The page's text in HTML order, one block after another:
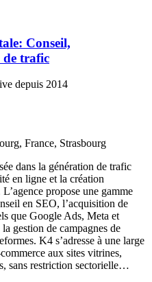
Conseil,
de trafic
depuis 2014
France, Strasbourg
dans la génération de trafic
en ligne et la création
propose une gamme
en SEO, l’acquisition de
que Google Ads, Meta et
gestion de campagnes de
K4 s’adresse à une large
aux sites vitrines,
sans restriction sectorielle…